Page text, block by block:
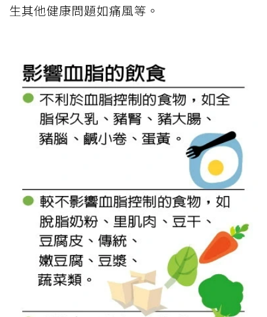
生其他健康問題如痛風等。